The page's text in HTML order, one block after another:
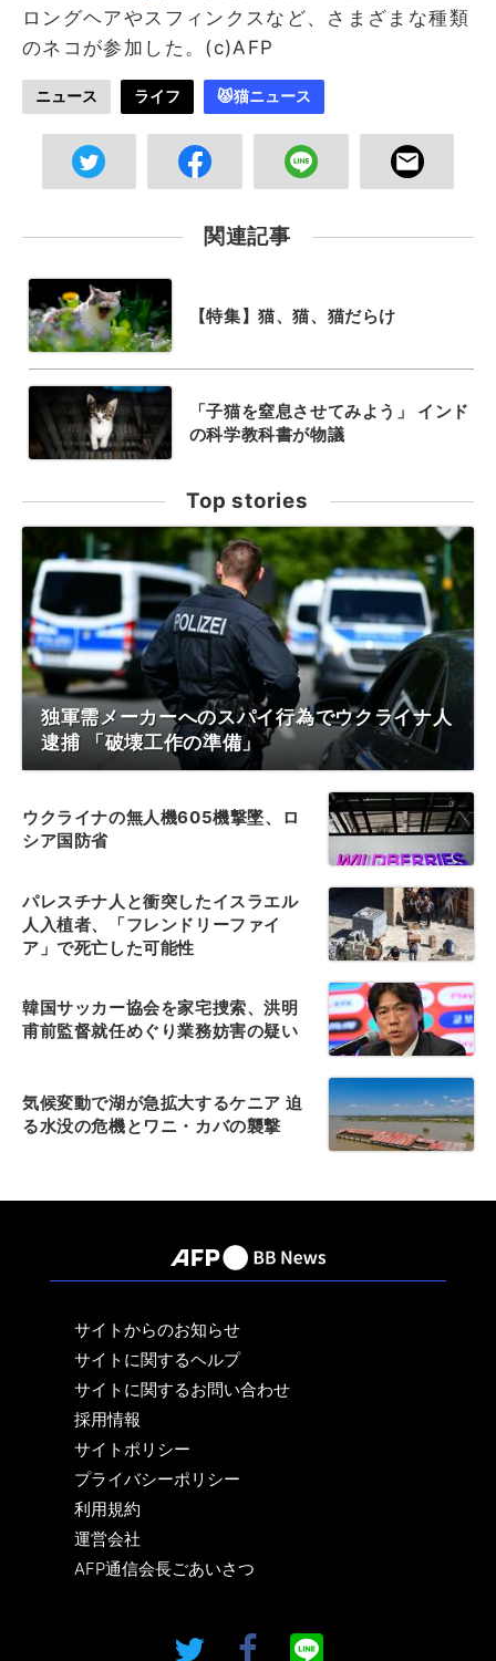
ロングヘアやスフィンクスなど、さまざまな種類
のネコが参加した。(c)AFP
ニュース ライフ 😾猫ニュース
関連記事
【特集】猫、猫、猫だらけ
「子猫を窒息させてみよう」 インド
の科学教科書が物議
Top stories
独軍需メーカーへのスパイ行為でウクライナ人
逮捕 「破壊工作の準備」
ウクライナの無人機605機撃墜、ロ
シア国防省
パレスチナ人と衝突したイスラエル
人入植者、「フレンドリーファイ
ア」で死亡した可能性
韓国サッカー協会を家宅捜索、洪明
甫前監督就任めぐり業務妨害の疑い
気候変動で湖が急拡大するケニア 迫
る水没の危機とワニ・カバの襲撃
サイトからのお知らせ
サイトに関するヘルプ
サイトに関するお問い合わせ
採用情報
サイトポリシー
プライバシーポリシー
利用規約
運営会社
AFP通信会長ごあいさつ